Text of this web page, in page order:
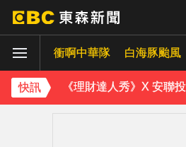
衝啊中華隊 白海豚颱風
快訊
下載東森App，隨時掌